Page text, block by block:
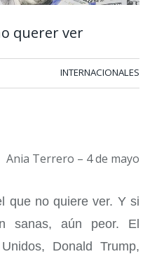
querer ver
INTERNACIONALES
Ania Terrero – 4 de mayo
que no quiere ver. Y si
sanas, aún peor. El
Donald Trump,